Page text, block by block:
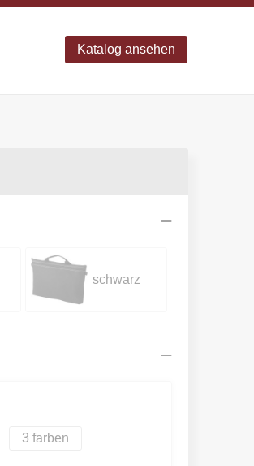
Katalog ansehen
schwarz
3